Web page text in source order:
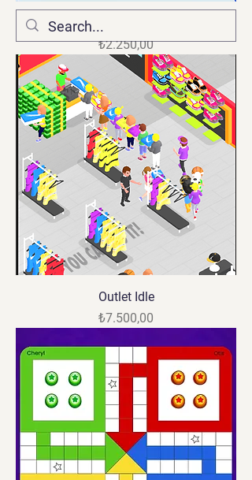
Fiyat
₺2.250,00
Outlet Idle
Fiyat
₺7.500,00